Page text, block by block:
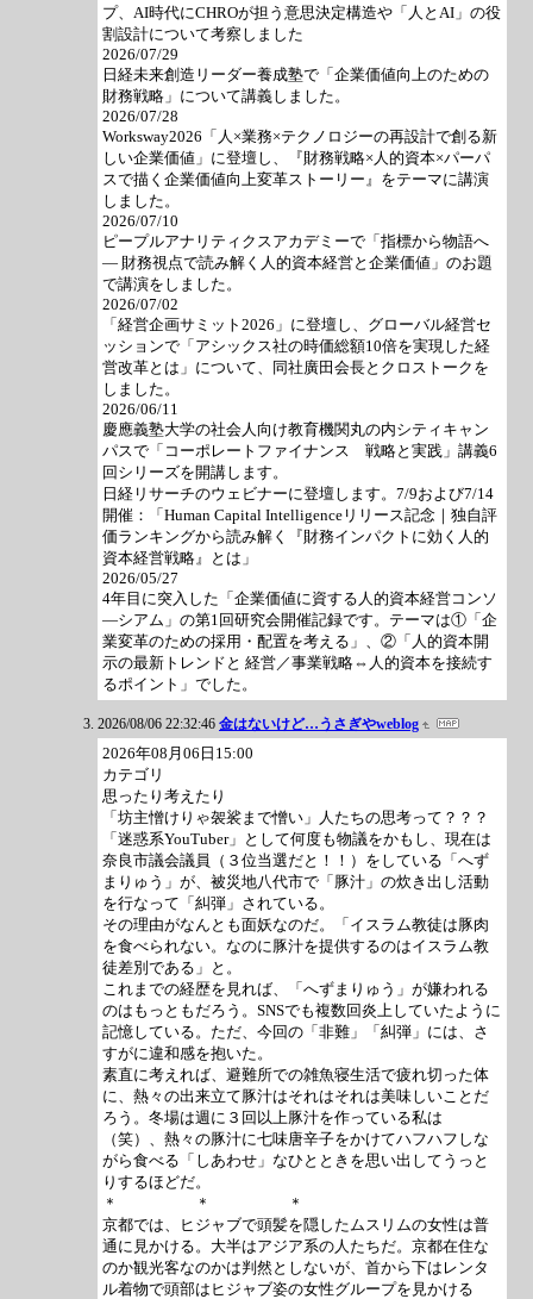
プ、AI時代にCHROが担う意思決定構造や「人とAI」の役
割設計について考察しました
2026/07/29
日経未来創造リーダー養成塾で「企業価値向上のための
財務戦略」について講義しました。
2026/07/28
Worksway2026「人×業務×テクノロジーの再設計で創る新
しい企業価値」に登壇し、『財務戦略×人的資本×パーパ
スで描く企業価値向上変革ストーリー』をテーマに講演
しました。
2026/07/10
ピープルアナリティクスアカデミーで「指標から物語へ
― 財務視点で読み解く人的資本経営と企業価値」のお題
で講演をしました。
2026/07/02
「経営企画サミット2026」に登壇し、グローバル経営セ
ッションで「アシックス社の時価総額10倍を実現した経
営改革とは」について、同社廣田会長とクロストークを
しました。
2026/06/11
慶應義塾大学の社会人向け教育機関丸の内シティキャン
パスで「コーポレートファイナンス 戦略と実践」講義6
回シリーズを開講します。
日経リサーチのウェビナーに登壇します。7/9および7/14
開催：「Human Capital Intelligenceリリース記念｜独自評
価ランキングから読み解く『財務インパクトに効く人的
資本経営戦略』とは」
2026/05/27
4年目に突入した「企業価値に資する人的資本経営コンソ
―シアム」の第1回研究会開催記録です。テーマは①「企
業変革のための採用・配置を考える」、②「人的資本開
示の最新トレンドと 経営／事業戦略⇔人的資本を接続す
るポイント」でした。
2026/08/06 22:32:46 金はないけど…うさぎやweblog
2026年08月06日15:00
カテゴリ
思ったり考えたり
「坊主憎けりゃ袈裟まで憎い」人たちの思考って？？？
「迷惑系YouTuber」として何度も物議をかもし、現在は
奈良市議会議員（３位当選だと！！）をしている「へず
まりゅう」が、被災地八代市で「豚汁」の炊き出し活動
を行なって「糾弾」されている。
その理由がなんとも面妖なのだ。「イスラム教徒は豚肉
を食べられない。なのに豚汁を提供するのはイスラム教
徒差別である」と。
これまでの経歴を見れば、「へずまりゅう」が嫌われる
のはもっともだろう。SNSでも複数回炎上していたように
記憶している。ただ、今回の「非難」「糾弾」には、さ
すがに違和感を抱いた。
素直に考えれば、避難所での雑魚寝生活で疲れ切った体
に、熱々の出来立て豚汁はそれはそれは美味しいことだ
ろう。冬場は週に３回以上豚汁を作っている私は
（笑）、熱々の豚汁に七味唐辛子をかけてハフハフしな
がら食べる「しあわせ」なひとときを思い出してうっと
りするほどだ。
＊ ＊ ＊
京都では、ヒジャブで頭髪を隠したムスリムの女性は普
通に見かける。大半はアジア系の人たちだ。京都在住な
のか観光客なのかは判然としないが、首から下はレンタ
ル着物で頭部はヒジャブ姿の女性グループを見かける